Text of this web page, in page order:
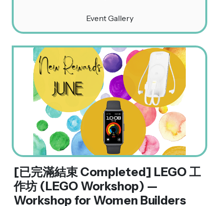
Event Gallery
[已完滿結束 Completed] LEGO 工
作坊 (LEGO Workshop) —
Workshop for Women Builders